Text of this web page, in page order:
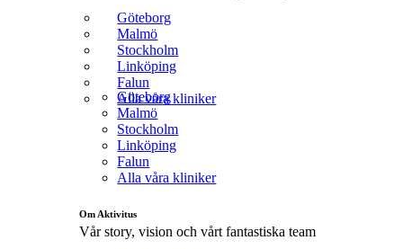
Göteborg
Malmö
Stockholm
Linköping
Falun
Alla våra kliniker
Göteborg
Malmö
Stockholm
Linköping
Falun
Alla våra kliniker
Om Aktivitus
Vår story, vision och vårt fantastiska team